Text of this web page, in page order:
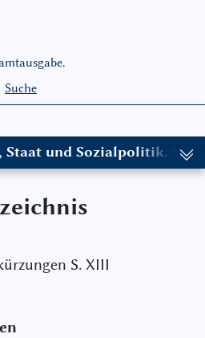
Suche
und Sozialpolitik.
S. XIII